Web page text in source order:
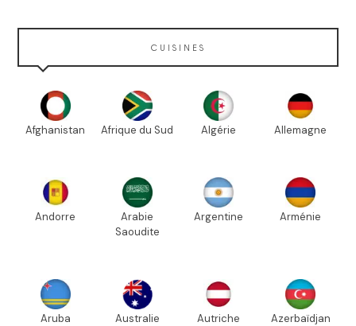
CUISINES
Afghanistan Afrique du Sud Algérie Allemagne
Andorre
Arabie
Saoudite
Argentine Arménie
Aruba Australie Autriche Azerbaïdjan